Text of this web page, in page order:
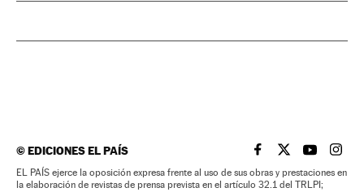
©EDICIONES EL PAÍS EL PAÍS BRASIL EN
EL PAÍSEL PAÍS
EL
EL PAÍS ejerce la oposición expresa frente al uso de sus obras y prestaciones en
la elaboración de revistas de prensa prevista en el artículo 32.1 del TRLPI;